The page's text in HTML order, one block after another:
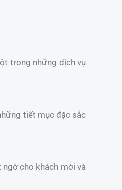
trong những dịch vụ
tiết mục đặc sắc
cho khách mời và